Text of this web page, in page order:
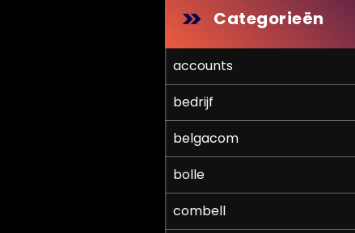
Categorieën
accounts
bedrijf
belgacom
bolle
combell